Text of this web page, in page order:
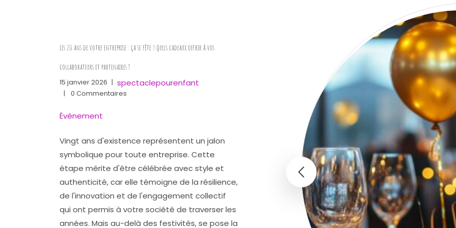
Les 20 ans de votre entreprise : ça se fête ! Quels cadeaux offrir à vos
collaborateurs et partenaires ?
15 janvier 2026 | spectaclepourenfant
| 0 Commentaires
Événement
Vingt ans d'existence représentent un jalon
symbolique pour toute entreprise. Cette
étape mérite d'être célébrée avec style et
authenticité, car elle témoigne de la résilience,
de l'innovation et de l'engagement collectif
qui ont permis à votre société de traverser les
années. Mais au-delà des festivités, se pose la